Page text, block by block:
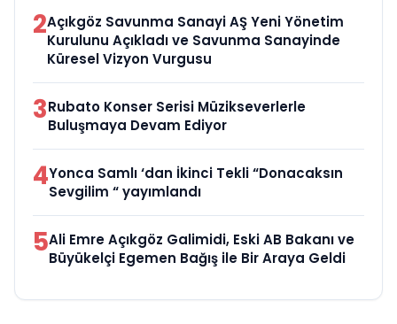
2Açıkgöz Savunma Sanayi AŞ Yeni Yönetim
Kurulunu Açıkladı ve Savunma Sanayinde
Küresel Vizyon Vurgusu
3Rubato Konser Serisi Müzikseverlerle
Buluşmaya Devam Ediyor
4Yonca Samlı ‘dan İkinci Tekli “Donacaksın
Sevgilim “ yayımlandı
5Ali Emre Açıkgöz Galimidi, Eski AB Bakanı ve
Büyükelçi Egemen Bağış ile Bir Araya Geldi